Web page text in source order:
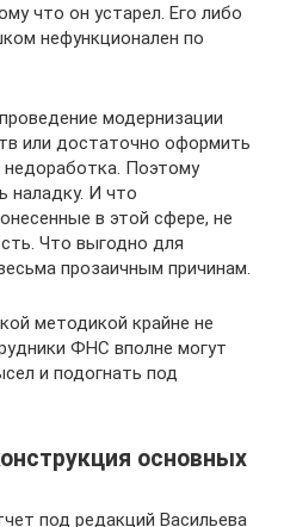
что он устарел. Его либо
нефункционален по
модернизации
или достаточно оформить
Поэтому
наладку. И что
в этой сфере, не
Что выгодно для
прозаичным причинам.
методикой крайне не
ФНС вполне могут
и подогнать под
основных
под редакций Васильева